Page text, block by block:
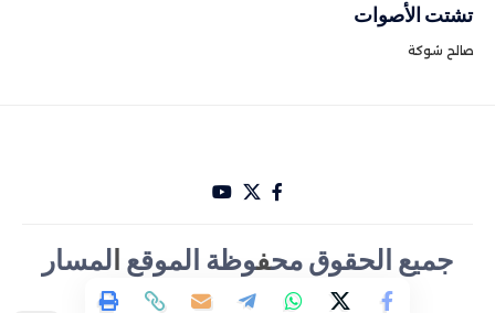
تشتت الأصوات
صالح شوكة
جميع الحقوق محفوظة الموقع المسار
الأخباري تصميم Hakam